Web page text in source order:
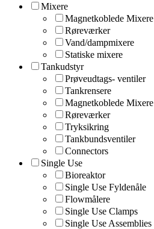
Mixere
Magnetkoblede Mixere
Røreværker
Vand/dampmixere
Statiske mixere
Tankudstyr
Prøveudtags- ventiler
Tankrensere
Magnetkoblede Mixere
Røreværker
Tryksikring
Tankbundsventiler
Connectors
Single Use
Bioreaktor
Single Use Fyldenåle
Flowmålere
Single Use Clamps
Single Use Assemblies